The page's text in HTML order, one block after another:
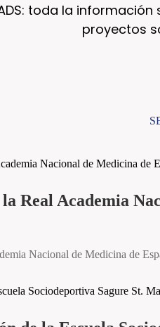
toda la
proyectos
Real Academia
Nacional de Medicina de